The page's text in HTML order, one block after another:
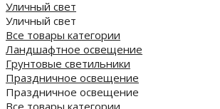
Уличный свет
Уличный свет
Все товары категории
Ландшафтное освещение
Грунтовые светильники
Праздничное освещение
Праздничное освещение